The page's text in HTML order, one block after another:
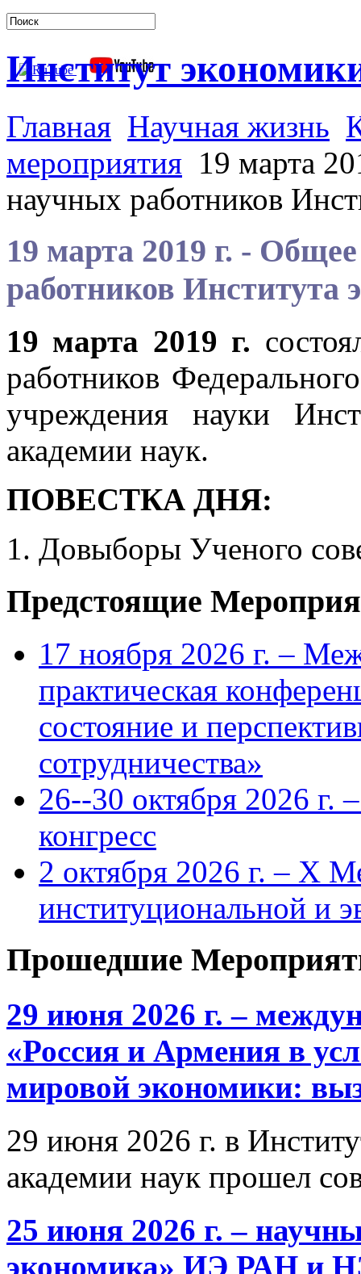
Институт
Главная Научная жизнь
мероприятия 19 марта
научных работников
19 марта 2019 г. -
работников
19 марта 2019 г.
работников
учреждения науки
академии наук.
ПОВЕСТКА ДНЯ:
1. Довыборы Ученого
Предстоящие
17 ноября 2026 г. –
практическая
состояние и
сотрудничества»
26--30 октября 2026 г.
конгресс
2 октября 2026 г. – X
институциональной и
Прошедшие
29 июня 2026 г. –
«Россия и Армения в
мировой экономики:
29 июня 2026 г. в
академии наук прошел
25 июня 2026 г. –
экономика» ИЭ РАН и